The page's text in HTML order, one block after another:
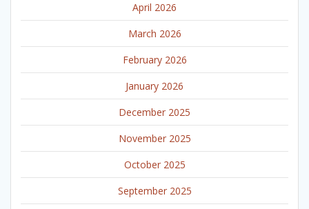
April 2026
March 2026
February 2026
January 2026
December 2025
November 2025
October 2025
September 2025